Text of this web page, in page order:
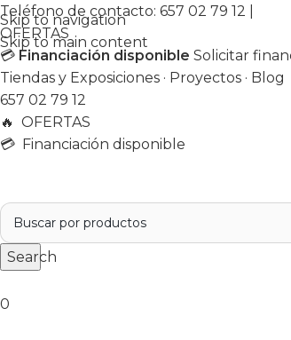
Skip to navigation
Skip to main content
Teléfono de contacto: 657 02 79 12
OFERTAS
💳 Financiación disponible Solicitar
Tiendas y Exposiciones · Proyectos · Blog
657 02 79 12
🔥 OFERTAS
💳 Financiación disponible
Search
0